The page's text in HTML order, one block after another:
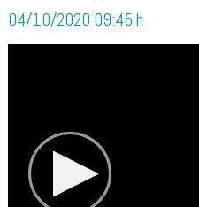
04/10/2020 09:45 h